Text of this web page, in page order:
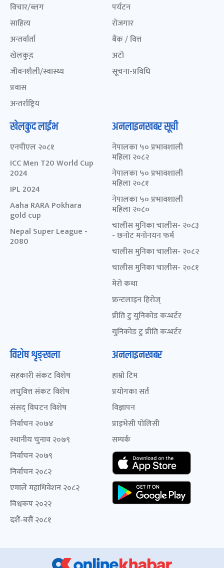
विचार/ब्लग
साहित्य
अन्तर्वार्ता
खेलकुद़़
जीवनशैली/स्वास्थ्य
प्रवास
अन्तर्राष्ट्रिय
पर्यटन
रोजगार
बैंक / वित्त
अटो
सूचना-प्रविधि
खेलकुद लाईभ
एनपीएल २०८१
ICC Men T20 World Cup
2024
IPL 2024
Aaha RARA Pokhara
gold cup
Nepal Super League -
2080
अनलाइनखबर सूची
नेपालका ५० प्रभावशाली
महिला २०८२
नेपालका ५० प्रभावशाली
महिला २०८१
नेपालका ५० प्रभावशाली
महिला २०८०
चालीस मुनिका चालीस- २०८३
- छनोट मनोनयन फर्म
चालीस मुनिका चालीस- २०८२
चालीस मुनिका चालीस- २०८१
मेरो कथा
फ्रन्टलाइन हिरोज्
प्रीति टु युनिकोड कन्भर्टर
युनिकोड टु प्रीति कन्भर्टर
विशेष शृङ्खला
सहकारी संकट विशेष
लघुवित्त संकट विशेष
संसद् विघटन विशेष
निर्वाचन २०७४
स्थानीय चुनाव २०७९
निर्वाचन २०७९
निर्वाचन २०८२
एमाले महाधिवेशन २०८२
विश्वकप २०२२
दशैं-बसैं २०८१
अनलाइनखबर
हाम्रो टिम
प्रयोगका सर्त
विज्ञापन
प्राइभेसी पोलिसी
सम्पर्क